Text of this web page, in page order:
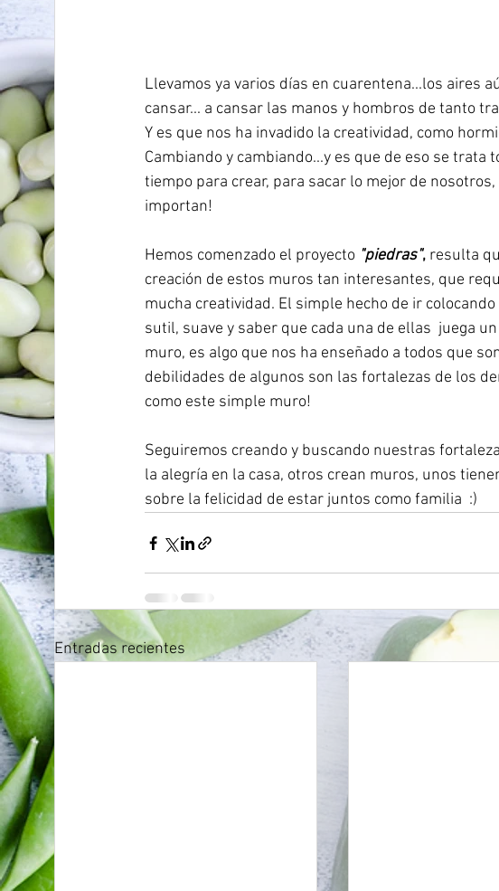
Llevamos ya varios días en cuarentena...los aires
cansar... a cansar las manos y hombros de tanto
Y es que nos ha invadido la creatividad, como
Cambiando y cambiando...y es que de eso se trata
tiempo para crear, para sacar lo mejor de
importan!
Hemos comenzado el proyecto "piedras", resulta
creación de estos muros tan interesantes, que
mucha creatividad. El simple hecho de ir
sutil, suave y saber que cada una de ellas  juega
muro, es algo que nos ha enseñado a todos que
debilidades de algunos son las fortalezas de los
como este simple muro!
Seguiremos creando y buscando nuestras
la alegría en la casa, otros crean muros, unos
sobre la felicidad de estar juntos como familia  :)
Entradas recientes